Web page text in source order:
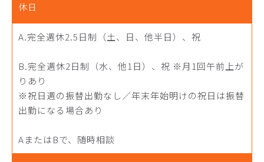
休日
A.完全週休2.5日制（土、日、他半日）、祝
B.完全週休2日制（水、他1日）、祝 ※月1回午前上が
りあり
※祝日週の振替出勤なし／年末年始明けの祝日は振替
出勤になる場合あり
AまたはBで、随時相談